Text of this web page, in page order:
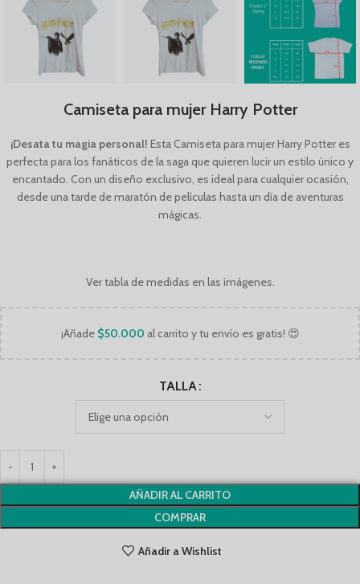
Camiseta para mujer Harry Potter
¡Desata tu magia personal! Esta Camiseta para mujer Harry Potter es
perfecta para los fanáticos de la saga que quieren lucir un estilo único y
encantado. Con un diseño exclusivo, es ideal para cualquier ocasión,
desde una tarde de maratón de películas hasta un día de aventuras
mágicas.
Ver tabla de medidas en las imágenes.
¡Añade $50.000 al carrito y tu envío es gratis! 😍
TALLA
AÑADIR AL CARRITO
COMPRAR
Añadir a Wishlist